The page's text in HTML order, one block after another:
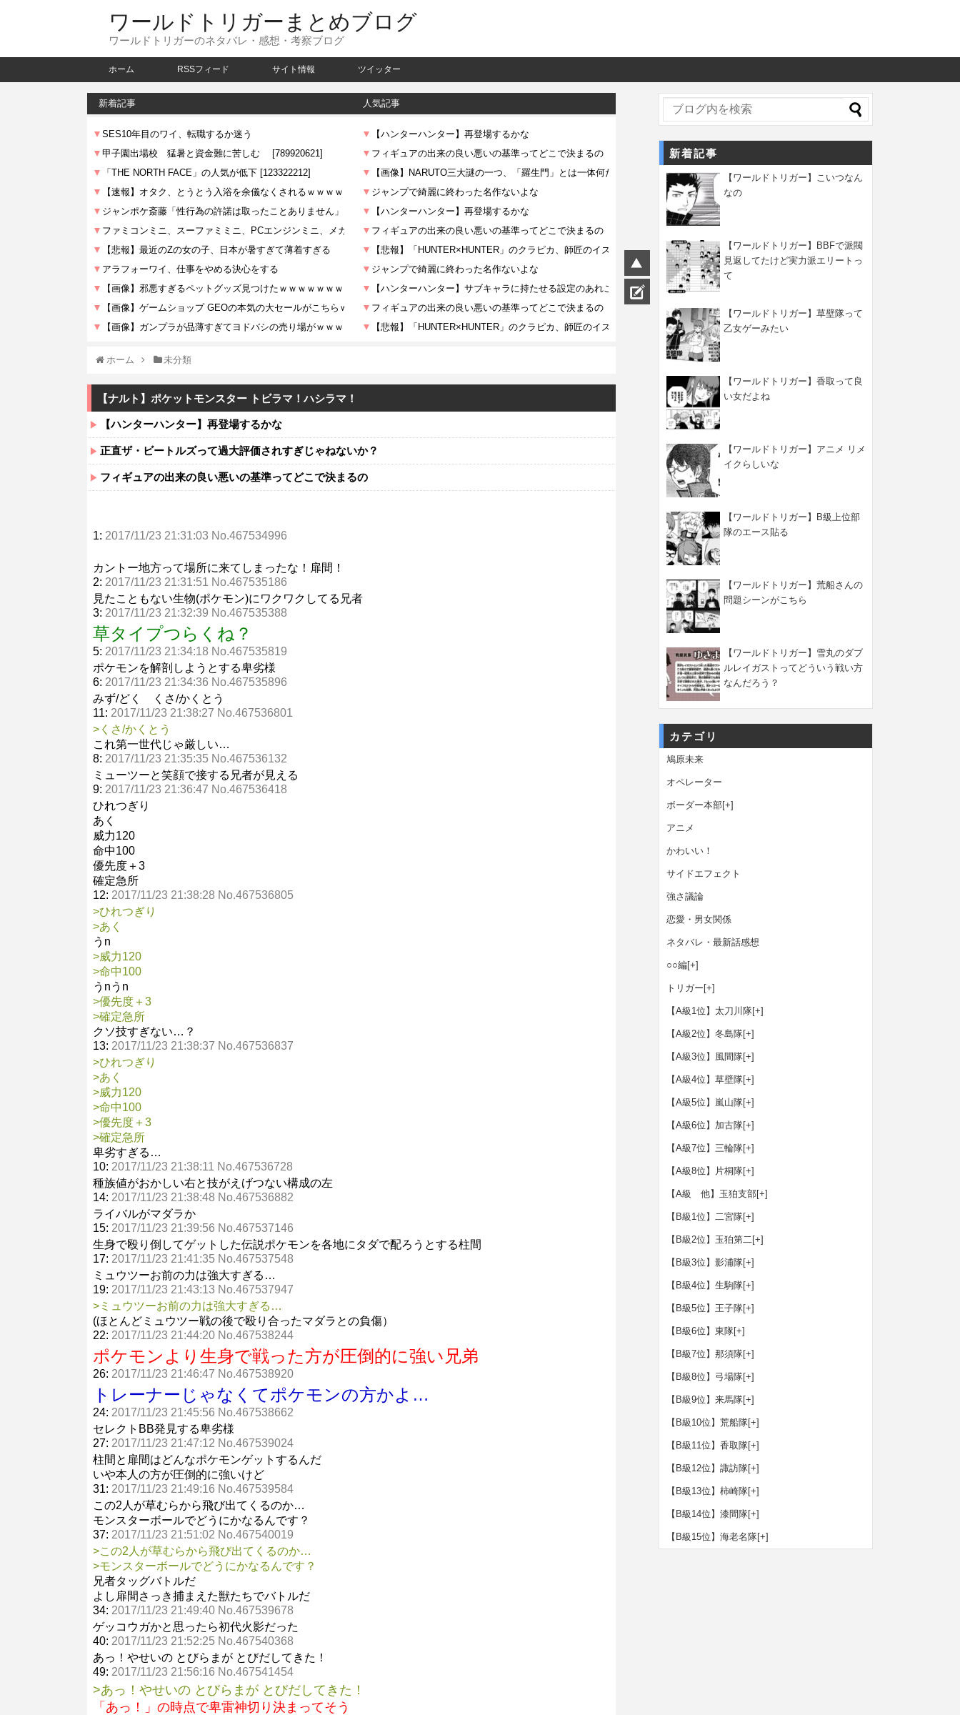
ワールドトリガーまとめブログ
ワールドトリガーのネタバレ・感想・考察ブログ
ホーム RSSフィード サイト情報 ツイッター
新着記事 人気記事
ホーム 未分類
【ナルト】ポケットモンスター トビラマ！ハシラマ！
【ハンターハンター】再登場するかな
正直ザ・ビートルズって過大評価されすぎじゃねないか？
フィギュアの出来の良い悪いの基準ってどこで決まるの
1: 2017/11/23 21:31:03 No.467534996
カントー地方って場所に来てしまったな！扉間！
2: 2017/11/23 21:31:51 No.467535186
見たこともない生物(ポケモン)にワクワクしてる兄者
3: 2017/11/23 21:32:39 No.467535388
草タイプつらくね？
5: 2017/11/23 21:34:18 No.467535819
ポケモンを解剖しようとする卑劣様
6: 2017/11/23 21:34:36 No.467535896
みず/どく くさ/かくとう
11: 2017/11/23 21:38:27 No.467536801
>くさ/かくとう
これ第一世代じゃ厳しい…
8: 2017/11/23 21:35:35 No.467536132
ミューツーと笑顔で接する兄者が見える
9: 2017/11/23 21:36:47 No.467536418
ひれつぎり
あく
威力120
命中100
優先度＋3
確定急所
12: 2017/11/23 21:38:28 No.467536805
>ひれつぎり
>あく
うn
>威力120
>命中100
うnうn
>優先度＋3
>確定急所
クソ技すぎない…？
13: 2017/11/23 21:38:37 No.467536837
>ひれつぎり
>あく
>威力120
>命中100
>優先度＋3
>確定急所
卑劣すぎる…
10: 2017/11/23 21:38:11 No.467536728
種族値がおかしい右と技がえげつない構成の左
14: 2017/11/23 21:38:48 No.467536882
ライバルがマダラか
15: 2017/11/23 21:39:56 No.467537146
生身で殴り倒してゲットした伝説ポケモンを各地にタダで配ろうとする柱間
17: 2017/11/23 21:41:35 No.467537548
ミュウツーお前の力は強大すぎる…
19: 2017/11/23 21:43:13 No.467537947
>ミュウツーお前の力は強大すぎる…
(ほとんどミュウツー戦の後で殴り合ったマダラとの負傷）
22: 2017/11/23 21:44:20 No.467538244
ポケモンより生身で戦った方が圧倒的に強い兄弟
26: 2017/11/23 21:46:47 No.467538920
トレーナーじゃなくてポケモンの方かよ…
24: 2017/11/23 21:45:56 No.467538662
セレクトBB発見する卑劣様
27: 2017/11/23 21:47:12 No.467539024
柱間と扉間はどんなポケモンゲットするんだ
いや本人の方が圧倒的に強いけど
31: 2017/11/23 21:49:16 No.467539584
この2人が草むらから飛び出てくるのか…
モンスターボールでどうにかなるんです？
37: 2017/11/23 21:51:02 No.467540019
>この2人が草むらから飛び出てくるのか…
>モンスターボールでどうにかなるんです？
兄者タッグバトルだ
よし扉間さっき捕まえた獣たちでバトルだ
34: 2017/11/23 21:49:40 No.467539678
ゲッコウガかと思ったら初代火影だった
40: 2017/11/23 21:52:25 No.467540368
あっ！やせいの とびらまが とびだしてきた！
49: 2017/11/23 21:56:16 No.467541454
>あっ！やせいの とびらまが とびだしてきた！
「あっ！」の時点で卑雷神切り決まってそう
新着記事
【ワールドトリガー】こいつなん
なの
【ワールドトリガー】BBFで派閥
見返してたけど実力派エリートっ
て
【ワールドトリガー】草壁隊って
乙女ゲーみたい
【ワールドトリガー】香取って良
い女だよね
【ワールドトリガー】アニメ リメ
イクらしいな
【ワールドトリガー】B級上位部
隊のエース貼る
【ワールドトリガー】荒船さんの
問題シーンがこちら
【ワールドトリガー】雪丸のダブ
ルレイガストってどういう戦い方
なんだろう？
カテゴリ
鳩原未来
オペレーター
ボーダー本部[+]
アニメ
かわいい！
サイドエフェクト
強さ議論
恋愛・男女関係
ネタバレ・最新話感想
○○編[+]
トリガー [+]
【A級1位】太刀川隊[+]
【A級2位】冬島隊[+]
【A級3位】風間隊[+]
【A級4位】草壁隊[+]
【A級5位】嵐山隊[+]
【A級6位】加古隊[+]
【A級7位】三輪隊[+]
【A級8位】片桐隊[+]
【A級 他】玉狛支部[+]
【B級1位】二宮隊[+]
【B級2位】玉狛第二[+]
【B級3位】影浦隊[+]
【B級4位】生駒隊[+]
【B級5位】王子隊[+]
【B級6位】東隊[+]
【B級7位】那須隊[+]
【B級8位】弓場隊[+]
【B級9位】来馬隊[+]
【B級10位】荒船隊[+]
【B級11位】香取隊[+]
【B級12位】諏訪隊[+]
【B級13位】柿崎隊[+]
【B級14位】漆間隊[+]
【B級15位】海老名隊[+]